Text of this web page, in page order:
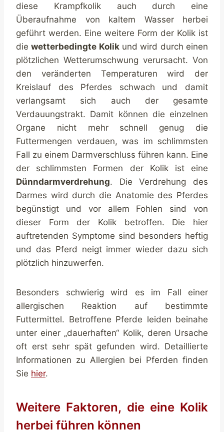
diese Krampfkolik auch durch eine
Überaufnahme von kaltem Wasser herbei
geführt werden. Eine weitere Form der Kolik ist
diewetterbedingte Kolikund wird durch einen
plötzlichen Wetterumschwung verursacht. Von
den veränderten Temperaturen wird der
Kreislauf des Pferdes schwach und damit
verlangsamt sich auch der gesamte
Verdauungstrakt. Damit können die einzelnen
Organe nicht mehr schnell genug die
Futtermengen verdauen, was im schlimmsten
Fall zu einem Darmverschluss führen kann. Eine
der schlimmsten Formen der Kolik ist eine
Dünndarmverdrehung. Die Verdrehung des
Darmes wird durch die Anatomie des Pferdes
begünstigt und vor allem Fohlen sind von
dieser Form der Kolik betroffen. Die hier
auftretenden Symptome sind besonders heftig
und das Pferd neigt immer wieder dazu sich
plötzlich hinzuwerfen.
Besonders schwierig wird es im Fall einer
allergischen Reaktion auf bestimmte
Futtermittel. Betroffene Pferde leiden beinahe
unter einer „dauerhaften“ Kolik, deren Ursache
oft erst sehr spät gefunden wird. Detaillierte
Informationen zu Allergien bei Pferden finden
Sie hier.
Weitere Faktoren, die eine Kolik
herbei führen können